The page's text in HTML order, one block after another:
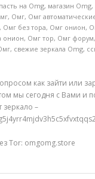
на Omg, магазин Omg,
, Омг, Омг
, Омг без тора, Омг онион,
онион, Омг тор, Омг форум,
, свежие зеркала Omg,
как зайти или
мы сегодня с Вами и
зеркало –
Tor: omgomg.store